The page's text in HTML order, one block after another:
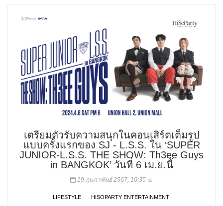
เตรียมตัวรับความสนุกในคอนเสิร์ตเต็มรูป
แบบครั้งแรกของ SJ - L.S.S. ใน ‘SUPER
JUNIOR-L.S.S. THE SHOW: Th3ee Guys
in BANGKOK’ วันที่ 6 เม.ย.นี้
19 กุมภาพันธ์ 2567, 10:35 น.
LIFESTYLE HISOPARTY ENTERTAINMENT